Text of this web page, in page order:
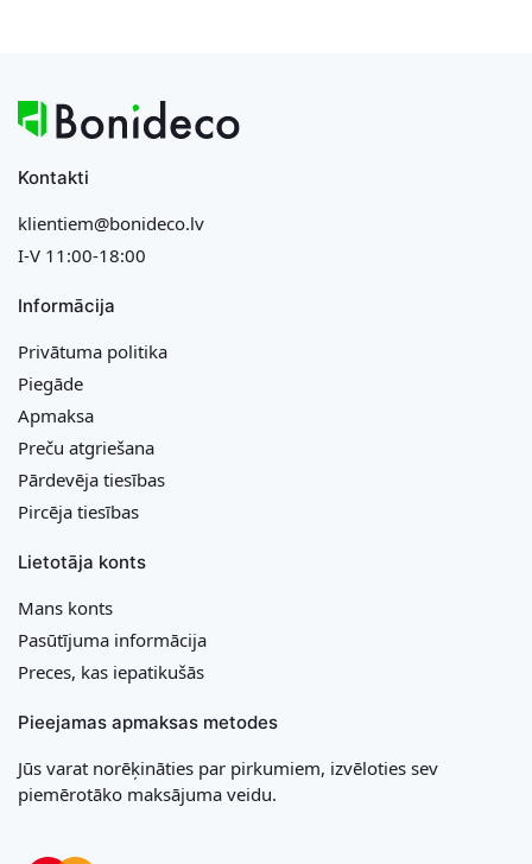
Kontakti
klientiem@bonideco.lv
I-V 11:00-18:00
Informācija
Privātuma politika
Piegāde
Apmaksa
Preču atgriešana
Pārdevēja tiesības
Pircēja tiesības
Lietotāja konts
Mans konts
Pasūtījuma informācija
Preces, kas iepatikušās
Pieejamas apmaksas metodes
Jūs varat norēķināties par pirkumiem, izvēloties sev
piemērotāko maksājuma veidu.